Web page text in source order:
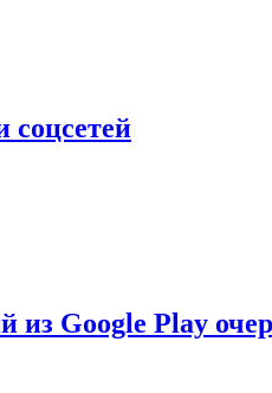
соцсетей
из Google Play